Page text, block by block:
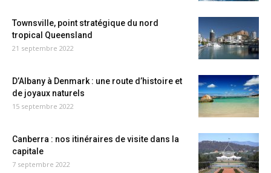
Townsville, point stratégique du nord
tropical Queensland
21 septembre 2022
D’Albany à Denmark : une route d’histoire et
de joyaux naturels
15 septembre 2022
Canberra : nos itinéraires de visite dans la
capitale
7 septembre 2022